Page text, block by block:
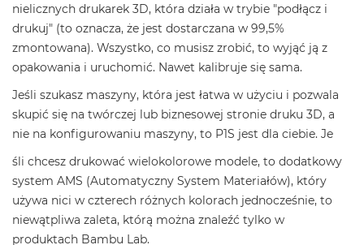
nielicznych drukarek 3D, która działa w trybie "podłącz i
drukuj" (to oznacza, że jest dostarczana w 99,5%
zmontowana). Wszystko, co musisz zrobić, to wyjąć ją z
opakowania i uruchomić. Nawet kalibruje się sama.
Jeśli szukasz maszyny, która jest łatwa w użyciu i pozwala
skupić się na twórczej lub biznesowej stronie druku 3D, a
nie na konfigurowaniu maszyny, to P1S jest dla ciebie. Je
śli chcesz drukować wielokolorowe modele, to dodatkowy
system AMS (Automatyczny System Materiałów), który
używa nici w czterech różnych kolorach jednocześnie, to
niewątpliwa zaleta, którą można znaleźć tylko w
produktach Bambu Lab.